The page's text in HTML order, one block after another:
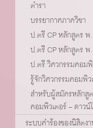
ตำรา
บรรยากาศภาควิชา
ป.ตรี CP หลักสูตร
ป.ตรี CP หลักสูตร พ
ป.ตรี วิศวกรรมคอม
รู้จักวิศวกรรมคอมพิว
สำหรับผู้สมัครหลักสู
คอมพิวเตอร์ – ดาวน์
ระบบคำร้องของนิสิต